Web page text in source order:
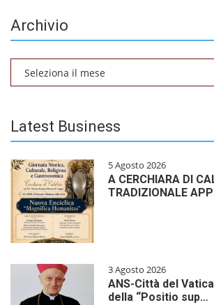
Archivio
Latest Business
5 Agosto 2026
A CERCHIARA DI
TRADIZIONALE
3 Agosto 2026
ANS-Città del
della “Positio sup…